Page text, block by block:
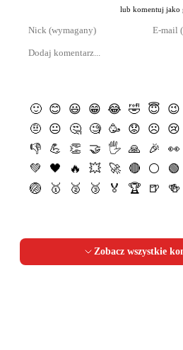
lub komentuj jako
🙂 😊 😃 😁 😂 🤣 😇 😉
🤨
😐 🤔 🧐 🥳 😟 ☹️ 😢
👎
💪 👏 🤝 🖐 🙏 🎉 👀
💚
🖤 🔥 💥 🚀 🔴 ⚪️ 🟢
🏐
🥇 🥈 🥉 🏅 🏆 🍺 🍻
Zobacz wszystkie